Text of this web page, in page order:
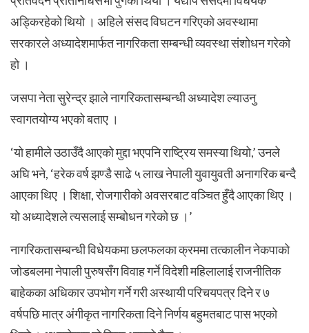
अड्किरहेको थियो । अहिले संसद विघटन गरिएको अवस्थामा
सरकारले अध्यादेशमार्फत नागरिकता सम्बन्धी व्यवस्था संशाेधन गरेको
हो ।
जसपा नेता सुरेन्द्र झाले नागरिकतासम्बन्धी अध्यादेश ल्याउनु
स्वागतयोग्य भएको बताए ।
‘यो हामीले उठाउँदै आएको मुद्दा भएपनि राष्ट्रिय समस्या थियो,’ उनले
अघि भने, ‘हरेक वर्ष झण्डै साढे ५ लाख नेपाली युवायुवती अनागरिक बन्दै
आएका थिए । शिक्षा, रोजगारीको अवसरबाट वञ्चित हुँदै आएका थिए ।
यो अध्यादेशले त्यसलाई सम्बोधन गरेको छ ।’
नागरिकतासम्बन्धी विधेयकमा छलफलका क्रममा तत्कालीन नेकपाको
जोडबलमा नेपाली पुरुषसँग विवाह गर्ने विदेशी महिलालाई राजनीतिक
बाहेकका अधिकार उपभोग गर्ने गरी अस्थायी परिचयपत्र दिने र ७
वर्षपछि मात्र अंगीकृत नागरिकता दिने निर्णय बहुमतबाट पास भएको